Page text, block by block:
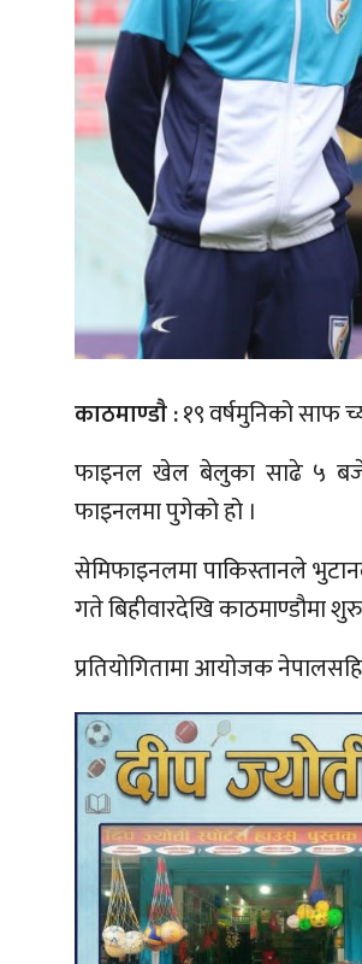
काठमाण्डाै :१९ वर्षमुनिको साफ
फाइनल खेल बेलुका साढे ५ बजे
फाइनलमा पुगेको हो ।
सेमिफाइनलमा पाकिस्तानले
गते बिहीवारदेखि काठमाण्डौमा
प्रतियोगितामा आयोजक